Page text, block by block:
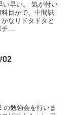
い早い。 気が付い
目かで、中間試
なりドタドタと
チ...
の勉強会を行いま